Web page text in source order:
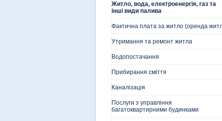
Житло, вода, електроенергія, газ та
інші види палива
Фактична плата за житло (оренда
Утримання та ремонт житла
Водопостачання
Прибирання сміття
Каналізація
Послуги з управління
багатоквартирними будинками